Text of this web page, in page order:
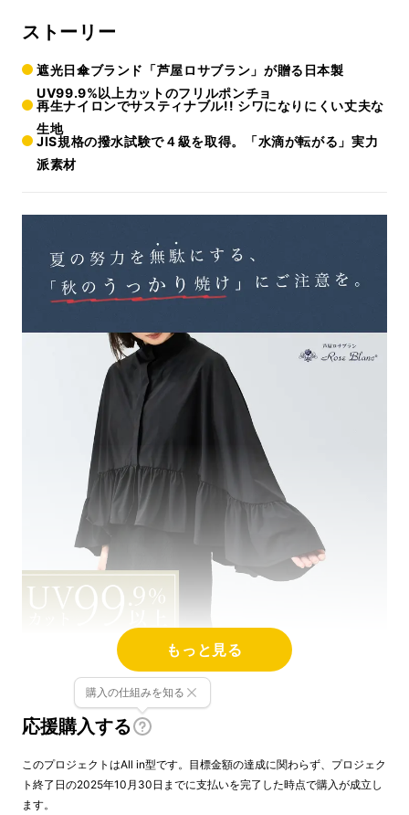
ストーリー
遮光日傘ブランド「芦屋ロサブラン」が贈る日本製
UV99.9%以上カットのフリルポンチョ
再生ナイロンでサスティナブル!! シワになりにくい丈夫な
生地
JIS規格の撥水試験で４級を取得。「水滴が転がる」実力
派素材
もっと見る
応援購入する
購入の仕組みを知る
このプロジェクトはAll in型です。目標金額の達成に関わらず、プロジェク
ト終了日の2025年10月30日までに支払いを完了した時点で購入が成立し
ます。